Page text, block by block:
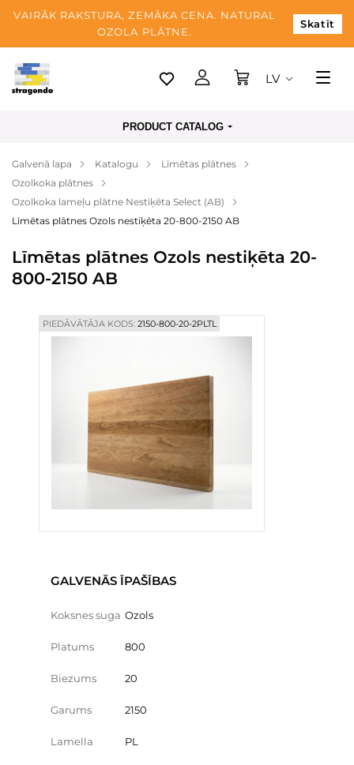
VAIRĀK RAKSTURA, ZEMĀKA CENA. NATURAL
OZOLA PLĀTNE.
Skatīt
Tallina
Apmaksa
Par mums
Blogs
Kontaktinformācija
LV
PRODUCT CATALOG
Galvenā lapa Katalogu
Līmētas plātnes
Ozolkoka plātnes
Ozolkoka lameļu plātne Nestiķēta Select (AB)
Līmētas plātnes Ozols nestiķēta 20-800-2150 AB
Līmētas plātnes Ozols nestiķēta 20-
800-2150 AB
PIEDĀVĀTĀJA KODS:2150-800-20-2PLTL
GALVENĀS ĪPAŠĪBAS
Koksnes suga Ozols
Platums 800
Biezums 20
Garums 2150
Lamella PL